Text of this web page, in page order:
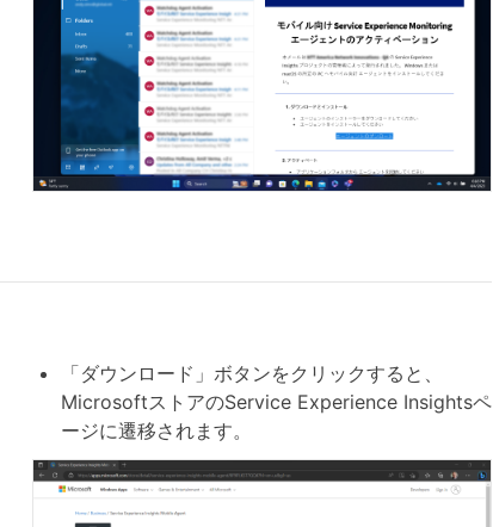
「ダウンロード」ボタンをクリックすると、
MicrosoftストアのService Experience Insightsペ
ージに遷移されます。